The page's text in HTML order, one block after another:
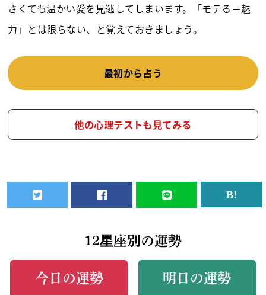
さくても温かい愛を見逃してしまいます。「モテる＝魅
力」とは限らない、と覚えておきましょう。
最初から占う
他の心理テストも見てみる
12星座別の運勢
今日の運勢 明日の運勢